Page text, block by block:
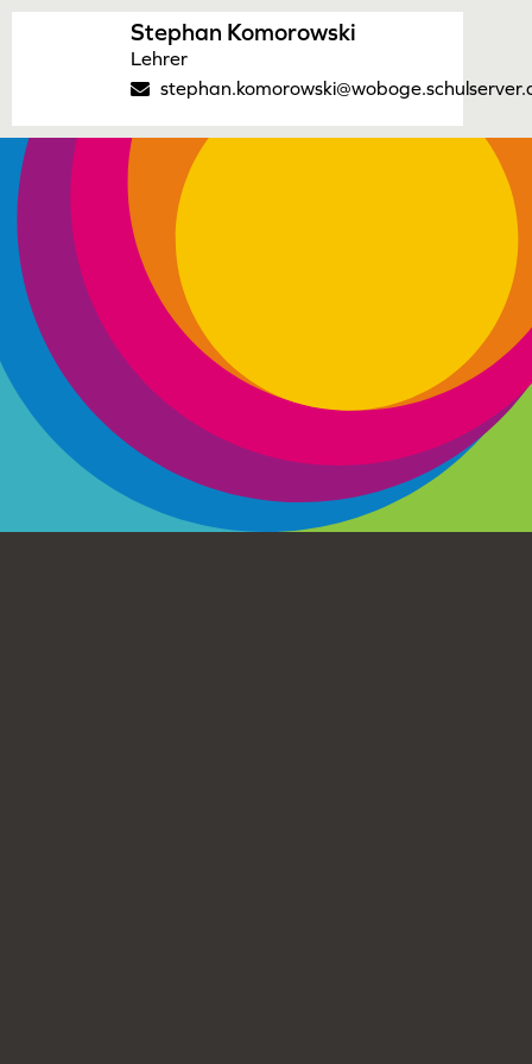
Stephan Komorowski
Lehrer